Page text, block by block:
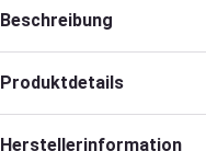
Beschreibung
Produktdetails
Herstellerinformation